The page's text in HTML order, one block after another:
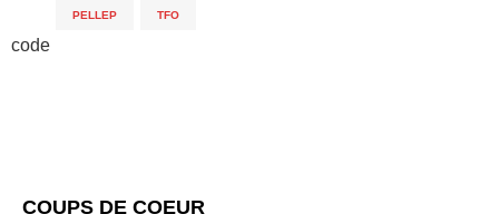
PELLEP TFO
code
COUPS DE COEUR